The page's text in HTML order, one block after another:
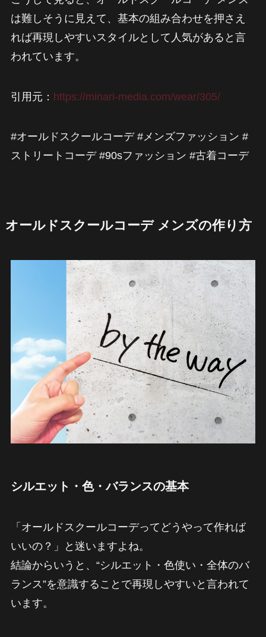
は難しそうに見えて、基本の組み合わせを押さえ
れば再現しやすいスタイルとして人気があると言
われています。
引用元： https://minari-media.com/wear/305/
#オールドスクールコーデ #メンズファッション #
ストリートコーデ #90sファッション #古着コーデ
オールドスクールコーデ メンズの作り方
シルエット・色・バランスの基本
「オールドスクールコーデってどうやって作れば
いいの？」と迷いますよね。
結論からいうと、“シルエット・色使い・全体のバ
ランス”を意識することで再現しやすいと言われて
います。